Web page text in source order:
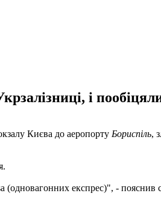
і
Києва до аеропорту Бориспіль,
(одновагонних експрес)", - пояснив